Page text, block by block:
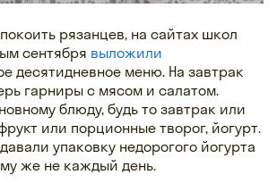
рязанцев, на сайтах школ
сентября выложили
десятидневное меню. На завтрак
гарниры с мясом и салатом.
блюду, будь то завтрак или
или порционные творог, йогурт.
упаковку недорогого йогурта
же не каждый день.